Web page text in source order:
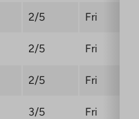
2/5 Fri
2/5 Fri
2/5 Fri
3/5 Fri